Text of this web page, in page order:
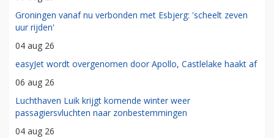
Groningen vanaf nu verbonden met Esbjerg: 'scheelt zeven
uur rijden'
04 aug 26
easyJet wordt overgenomen door Apollo, Castlelake haakt af
06 aug 26
Luchthaven Luik krijgt komende winter weer
passagiersvluchten naar zonbestemmingen
04 aug 26